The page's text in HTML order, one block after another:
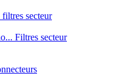
secteur
Filtres secteur